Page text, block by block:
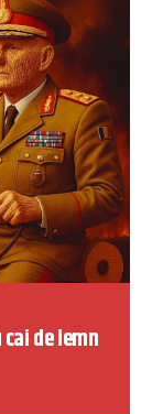
cai de lemn